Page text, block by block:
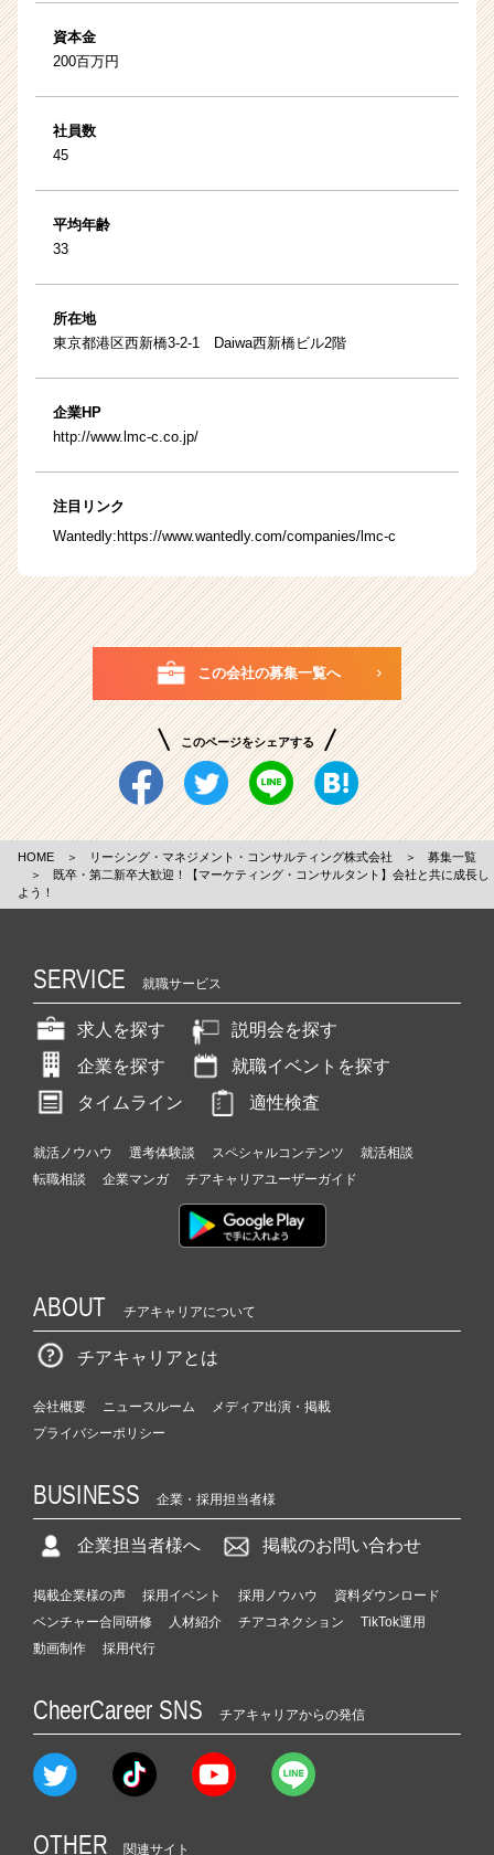
資本金
200百万円
社員数
45
平均年齢
33
所在地
東京都港区西新橋3-2-1 Daiwa西新橋ビル2階
企業HP
http://www.lmc-c.co.jp/
注目リンク
Wantedly: https://www.wantedly.com/companies/lmc-c
この会社の募集一覧へ
このページをシェアする
HOME ＞ リーシング・マネジメント・コンサルティング株式会社 ＞
募集一覧
＞
既卒・第二新卒大歓迎！【マーケティング・コンサルタント】会社と共に成長し
よう！
SERVICE 就職サービス
求人を探す
説明会を探す
企業を探す
就職イベントを探す
タイムライン
適性検査
就活ノウハウ 選考体験談 スペシャルコンテンツ
就活相談
転職相談
企業マンガ チアキャリアユーザーガイド
ABOUT チアキャリアについて
チアキャリアとは
会社概要 ニュースルーム
メディア出演・掲載
プライバシーポリシー
BUSINESS 企業・採用担当者様
企業担当者様へ 掲載のお問い合わせ
掲載企業様の声 採用イベント 採用ノウハウ
資料ダウンロード
ベンチャー合同研修
人材紹介 チアコネクション
TikTok運用
動画制作
採用代行
CheerCareer SNS チアキャリアからの発信
OTHER 関連サイト